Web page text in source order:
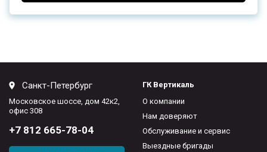
Санкт-Петербург
Московское шоссе, дом 42к2,
офис 308
+7 812 665-78-04
ГК Вертикаль
О компании
Нам доверяют
Обслуживание и сервис
Выездные бригады